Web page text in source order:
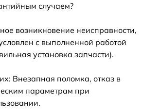
случаем?
возникновение неисправности,
с выполненной работой
установка запчасти).
Внезапная поломка, отказ в
параметрам при